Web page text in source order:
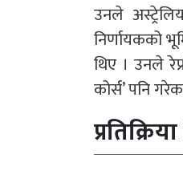
उनले
निर्णायकको
थिए । उनले
कोर्स’ पनि